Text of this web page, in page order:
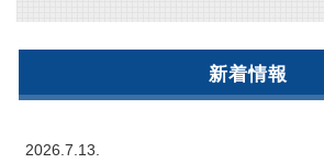
新着情報
2026.7.13.